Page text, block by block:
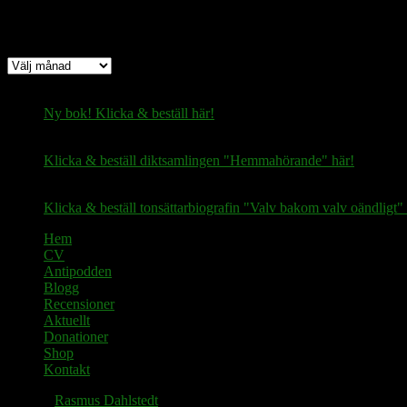
Arkiv
Ny bok! Klicka & beställ här!
Klicka & beställ diktsamlingen "Hemmahörande" här!
Klicka & beställ tonsättarbiografin "Valv bakom valv oändligt"
Hem
CV
Antipodden
Blogg
Recensioner
Aktuellt
Donationer
Shop
Kontakt
Rasmus Dahlstedt